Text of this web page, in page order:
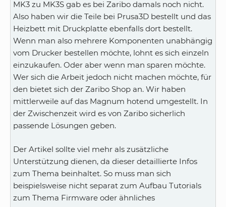
MK3 zu MK3S gab es bei Zaribo damals noch nicht.
Also haben wir die Teile bei Prusa3D bestellt und das
Heizbett mit Druckplatte ebenfalls dort bestellt.
Wenn man also mehrere Komponenten unabhängig
vom Drucker bestellen möchte, lohnt es sich einzeln
einzukaufen. Oder aber wenn man sparen möchte.
Wer sich die Arbeit jedoch nicht machen möchte, für
den bietet sich der Zaribo Shop an. Wir haben
mittlerweile auf das Magnum hotend umgestellt. In
der Zwischenzeit wird es von Zaribo sicherlich
passende Lösungen geben.
Der Artikel sollte viel mehr als zusätzliche
Unterstützung dienen, da dieser detaillierte Infos
zum Thema beinhaltet. So muss man sich
beispielsweise nicht separat zum Aufbau Tutorials
zum Thema Firmware oder ähnliches